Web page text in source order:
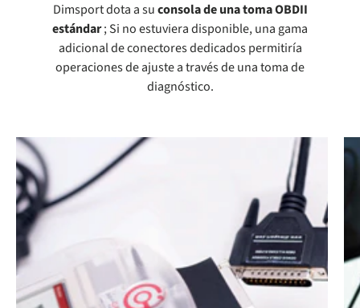
Dimsport dota a suconsola de una toma OBDII
estándar; Si no estuviera disponible, una gama
adicional de conectores dedicados permitiría
operaciones de ajuste a través de una toma de
diagnóstico.